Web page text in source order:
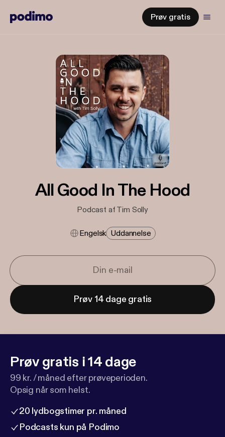
Prøv gratis
All Good In The Hood
Podcast af Tim Solly
Engelsk Uddannelse
Prøv 14 dage gratis
Prøv gratis i 14 dage
99 kr. / måned efter prøveperioden.
Opsig når som helst.
20 lydbogstimer pr. måned
Podcasts kun på Podimo